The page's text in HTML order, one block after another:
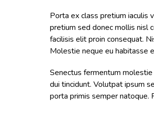
Porta ex class pretium iaculis
pretium sed donec mollis nisl
facilisis elit proin consequat.
Molestie neque eu habitasse
Senectus fermentum
dui tincidunt. Volutpat ipsum
porta primis semper natoque.